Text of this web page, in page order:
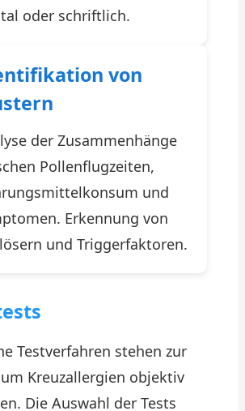
oder schriftlich.
von
der Zusammenhänge
Pollenflugzeiten,
und
Erkennung von
und Triggerfaktoren.
Testverfahren stehen zur
Kreuzallergien objektiv
Die Auswahl der Tests